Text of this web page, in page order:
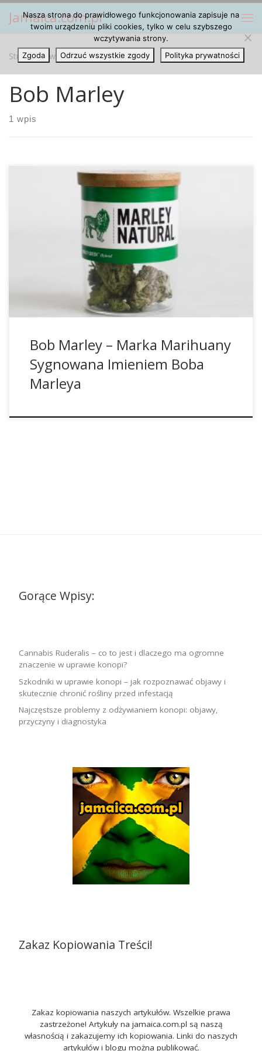
Przejdź do treści
Jamaica.com.pl
Strona główna » Bob Marley
Bob Marley
1 wpis
Na rynku pojawiła się właśnie linia marihuany oraz
produktów konopnych pod logiem Boba Marleya. Firma
Marley Natural przy współpracy z Privateer Holdings jest
przeznaczona dla znaczenie szerszej grupy odbiorców, niż
tylko studenci z plakatami Boba Marleya. Oprócz marihuany
na rynku pojawiły się również kosmetyki czy akcesoria.
Bob Marley – Marka Marihuany
Sygnowana Imieniem Boba
Marleya
Gorące Wpisy:
Cannabis Ruderalis – co to jest i dlaczego ma ogromne
znaczenie w uprawie konopi?
Szkodniki w uprawie konopi – jak rozpoznawać objawy i
skutecznie chronić rośliny przed infestacją
Najczęstsze problemy z odżywianiem konopi: objawy,
przyczyny i diagnostyka
Zakaz Kopiowania Treści!
Zakaz kopiowania naszych artykułów. Wszelkie prawa
zastrzeżone! Artykuły na jamaica.com.pl są naszą
własnością i zakazujemy ich kopiowania. Linki do naszych
artykułów i blogu można publikować.
Nasza strona do prawidłowego funkcjonowania zapisuje na
twoim urządzeniu pliki cookies, tylko w celu szybszego
wczytywania strony.
Zgoda
Odrzuć wszystkie zgody Polityka prywatności